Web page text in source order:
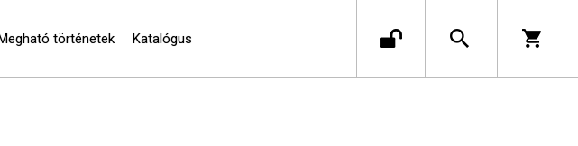
történetek Katalógus